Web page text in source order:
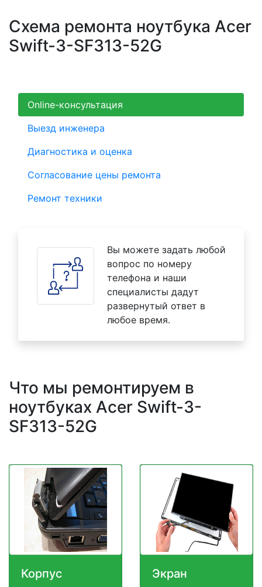
Схема ремонта ноутбука Acer
Swift-3-SF313-52G
Online-консультация
Выезд инженера
Диагностика и оценка
Согласование цены ремонта
Ремонт техники
Вы можете задать любой
вопрос по номеру
телефона и наши
специалисты дадут
развернутый ответ в
любое время.
Что мы ремонтируем в
ноутбуках Acer Swift-3-
SF313-52G
Корпус Экран